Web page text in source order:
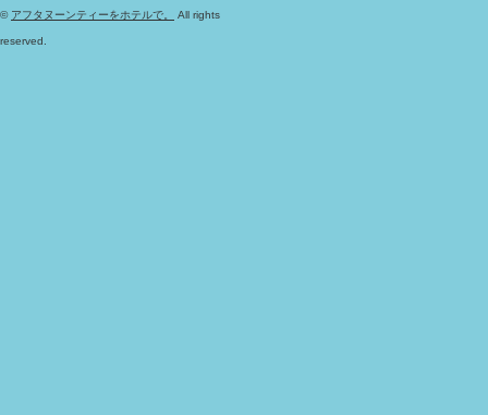
© アフタヌーンティーをホテルで。 All rights
reserved.